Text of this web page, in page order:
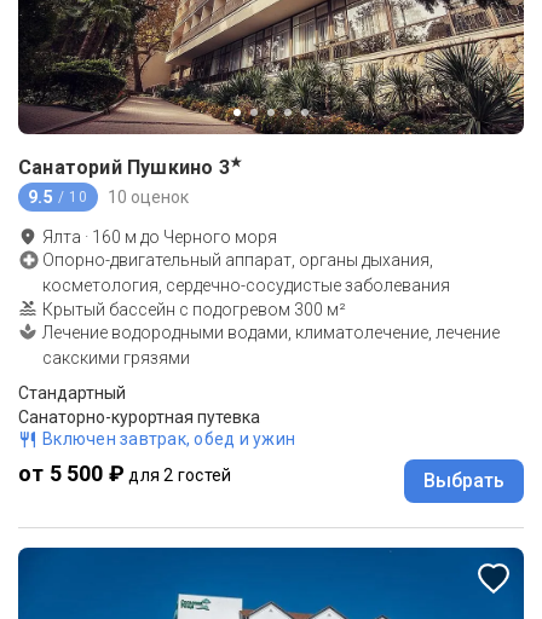
Санаторий Пушкино 3★
9.5 / 10 10 оценок
Ялта · 160 м до Черного моря
Опорно-двигательный аппарат, органы дыхания,
косметология, сердечно-сосудистые заболевания
Крытый бассейн с подогревом 300 м²
Лечение водородными водами, климатолечение, лечение
сакскими грязями
Стандартный
Санаторно-курортная путевка
Включен завтрак, обед и ужин
от 5 500 ₽ для 2 гостей Выбрать